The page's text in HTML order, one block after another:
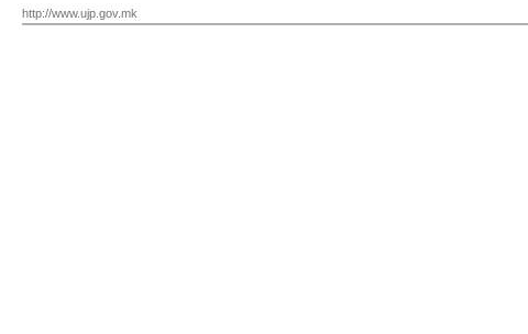
http://www.ujp.gov.mk